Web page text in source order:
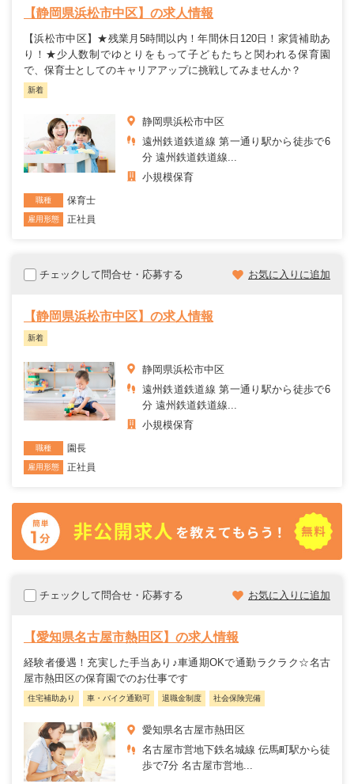
【静岡県浜松市中区】の求人情報
【浜松市中区】★残業月5時間以内！年間休日120日！家賃補助あ
り！★少人数制でゆとりをもって子どもたちと関われる保育園
で、保育士としてのキャリアアップに挑戦してみませんか？
新着
静岡県浜松市中区
遠州鉄道鉄道線 第一通り駅から徒歩で6
分 遠州鉄道鉄道線...
小規模保育
職種 保育士
雇用形態 正社員
チェックして問合せ・応募する お気に入りに追加
【静岡県浜松市中区】の求人情報
新着
静岡県浜松市中区
遠州鉄道鉄道線 第一通り駅から徒歩で6
分 遠州鉄道鉄道線...
小規模保育
職種 園長
雇用形態 正社員
チェックして問合せ・応募する お気に入りに追加
【愛知県名古屋市熱田区】の求人情報
経験者優遇！充実した手当あり♪車通期OKで通勤ラクラク☆名古
屋市熱田区の保育園でのお仕事です
住宅補助あり 車・バイク通勤可 退職金制度 社会保険完備
愛知県名古屋市熱田区
名古屋市営地下鉄名城線 伝馬町駅から徒
歩で7分 名古屋市営地...